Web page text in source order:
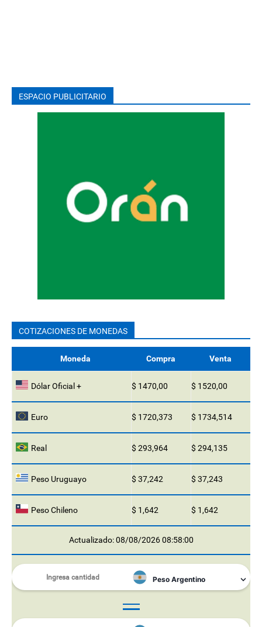
ESPACIO PUBLICITARIO
COTIZACIONES DE MONEDAS
Moneda Compra Venta
Dólar Oficial + $ 1470,00 $ 1520,00
Euro $ 1720,373 $ 1734,514
Real $ 293,964 $ 294,135
Peso Uruguayo $ 37,242 $ 37,243
Peso Chileno $ 1,642 $ 1,642
Actualizado: 08/08/2026 08:58:00